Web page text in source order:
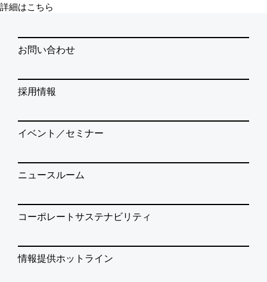
詳細はこちら
お問い合わせ
採用情報
イベント／セミナー
ニュースルーム
コーポレートサステナビリティ
情報提供ホットライン